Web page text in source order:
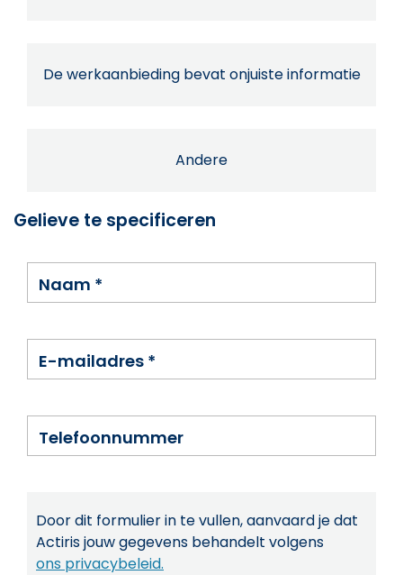
De werkaanbieding bevat onjuiste informatie
Andere
Gelieve te specificeren
Naam *
E-mailadres *
Telefoonnummer
Door dit formulier in te vullen, aanvaard je dat
Actiris jouw gegevens behandelt volgens
ons privacybeleid.